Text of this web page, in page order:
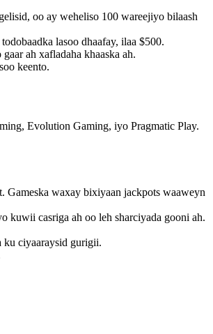
oo ay weheliso 100 wareejiyo bilaash
lasoo dhaafay, ilaa $500.
ah xafladaha khaaska ah.
keento.
Evolution Gaming, iyo Pragmatic Play.
Gameska waxay bixiyaan jackpots waaweyn
kuwii casriga ah oo leh sharciyada gooni ah.
ku ciyaaraysid gurigii.